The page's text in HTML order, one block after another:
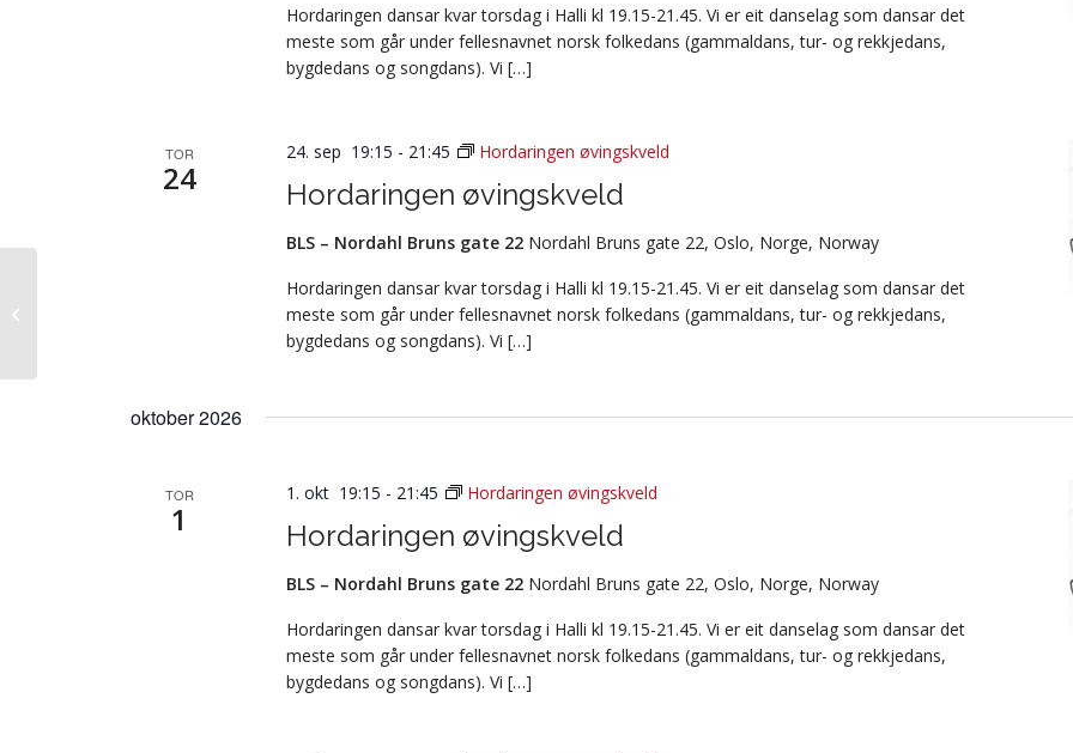
Hordaringen dansar kvar torsdag i Halli kl 19.15-21.45. Vi er eit danselag som dansar det
meste som går under fellesnavnet norsk folkedans (gammaldans, tur- og rekkjedans,
bygdedans og songdans). Vi […]
TOR
24 Hordaringen øvingskveld
24. sep 19:15 - 21:45 Hordaringen øvingskveld
BLS – Nordahl Bruns gate 22 Nordahl Bruns gate 22, Oslo, Norge, Norway
Hordaringen dansar kvar torsdag i Halli kl 19.15-21.45. Vi er eit danselag som dansar det
meste som går under fellesnavnet norsk folkedans (gammaldans, tur- og rekkjedans,
bygdedans og songdans). Vi […]
oktober 2026
TOR
1 Hordaringen øvingskveld
1. okt 19:15 - 21:45 Hordaringen øvingskveld
BLS – Nordahl Bruns gate 22 Nordahl Bruns gate 22, Oslo, Norge, Norway
Hordaringen dansar kvar torsdag i Halli kl 19.15-21.45. Vi er eit danselag som dansar det
meste som går under fellesnavnet norsk folkedans (gammaldans, tur- og rekkjedans,
bygdedans og songdans). Vi […]